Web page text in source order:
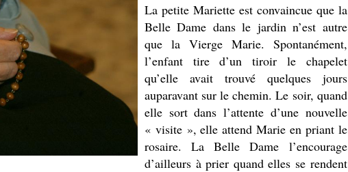
La petite Mariette est convaincue que la
Belle Dame dans le jardin n’est autre
que la Vierge Marie. Spontanément,
l’enfant tire d’un tiroir le chapelet
qu’elle avait trouvé quelques jours
auparavant sur le chemin. Le soir, quand
elle sort dans l’attente d’une nouvelle
« visite », elle attend Marie en priant le
rosaire. La Belle Dame l’encourage
d’ailleurs à prier quand elles se rendent